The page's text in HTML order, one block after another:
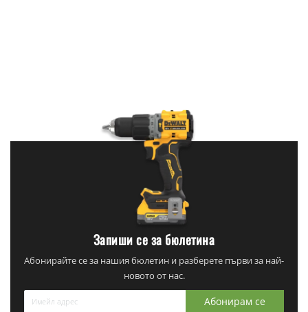
Запиши се за бюлетина
Абонирайте се за нашия бюлетин и разберете първи за най-
новото от нас.
Абонирам се